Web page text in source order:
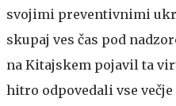
svojimi preventivnimi
skupaj ves čas pod
na Kitajskem pojavil ta
hitro odpovedali vse večje